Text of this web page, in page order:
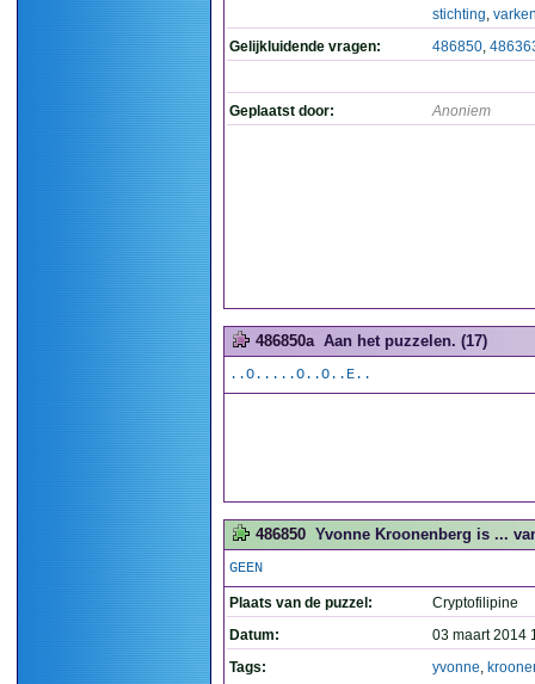
stichting,
Gelijkluidende vragen:
486850,
Geplaatst door: Anoniem
486850a Aan het puzzelen. (17)
..O.....O..O..E..
486850 Yvonne Kroonenberg is ...
GEEN
Plaats van de puzzel:
Cryptofilipine
Datum:
03 maart 2014
Tags:
yvonne,